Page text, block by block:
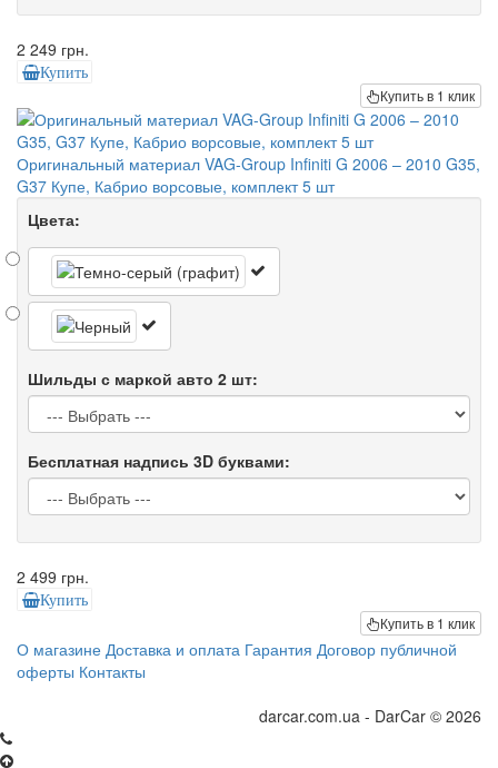
2 249 грн.
Купить
Купить в 1 клик
Оригинальный материал VAG-Group Infiniti G 2006 – 2010 G35,
G37 Купе, Кабрио ворсовые, комплект 5 шт
Цвета:
Шильды с маркой авто 2 шт:
Бесплатная надпись 3D буквами:
2 499 грн.
Купить
Купить в 1 клик
О магазине Доставка и оплата Гарантия Договор публичной
оферты Контакты
darcar.com.ua - DarCar © 2026